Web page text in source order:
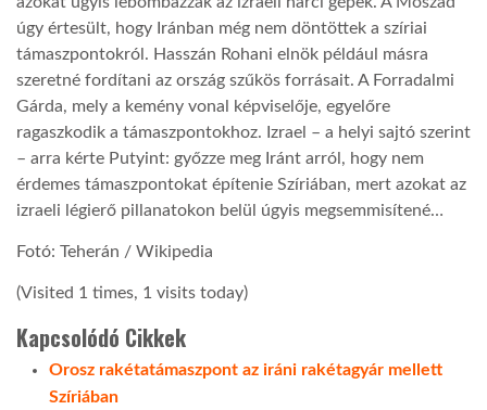
úgy értesült, hogy Iránban még nem döntöttek a szíriai
támaszpontokról. Hasszán Rohani elnök például másra
szeretné fordítani az ország szűkös forrásait. A Forradalmi
Gárda, mely a kemény vonal képviselője, egyelőre
ragaszkodik a támaszpontokhoz. Izrael – a helyi sajtó szerint
– arra kérte Putyint: győzze meg Iránt arról, hogy nem
érdemes támaszpontokat építenie Szíriában, mert azokat az
izraeli légierő pillanatokon belül úgyis megsemmisítené…
Fotó: Teherán / Wikipedia
(Visited 1 times, 1 visits today)
Kapcsolódó Cikkek
Orosz rakétatámaszpont az iráni rakétagyár mellett
Szíriában